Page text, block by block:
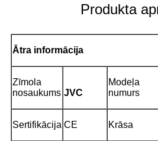
Produkta
Ātra informācija
Zīmola
nosaukums JVC
Modeļa
numurs
Sertifikācija CE Krāsa